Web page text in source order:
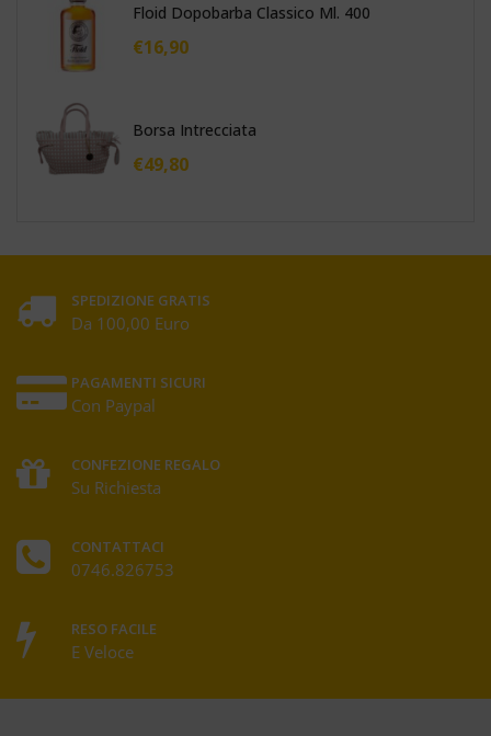
Floid Dopobarba Classico Ml. 400
€16,90
Borsa Intrecciata
€49,80
SPEDIZIONE GRATIS
Da 100,00 Euro
PAGAMENTI SICURI
Con Paypal
CONFEZIONE REGALO
Su Richiesta
CONTATTACI
0746.826753
RESO FACILE
E Veloce